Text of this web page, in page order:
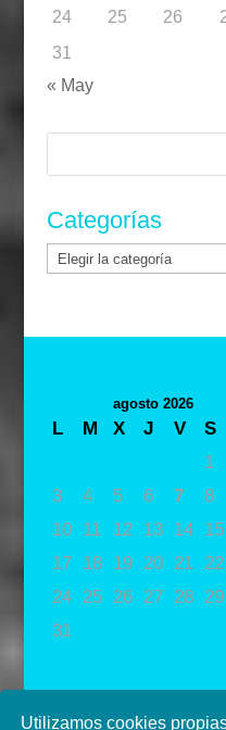
Utilizamos cookies
24
25 26
31
« May
Buscar:
Categorías
Categorías
agosto 2026
L M X J V S
1
3
4 5 6 7 8
10
11 12 13 14 15
17
18 19 20 21 22
24
25 26 27 28 29
31